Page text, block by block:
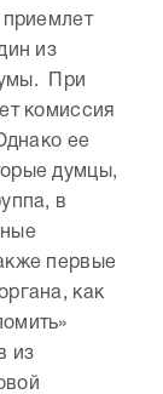
из
При
комиссия
ее
думцы,
в
первые
как
из